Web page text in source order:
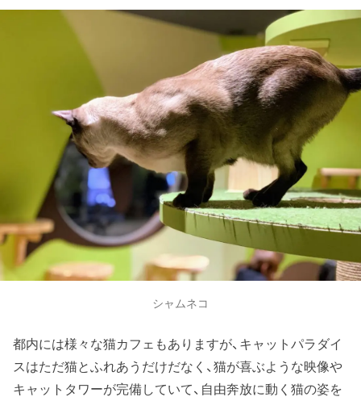
シャムネコ
都内には様々な猫カフェもありますが、キャットパラダイ
スはただ猫とふれあうだけだなく、猫が喜ぶような映像や
キャットタワーが完備していて、自由奔放に動く猫の姿を